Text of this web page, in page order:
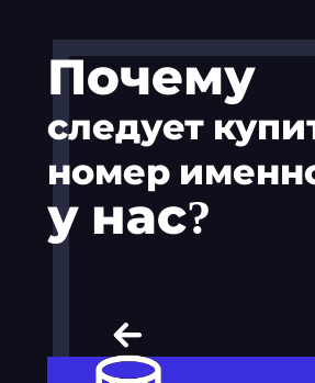
Почему
следует
номер
у нас?